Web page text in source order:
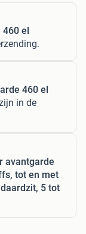
el
460 el
in de
avantgarde
tot en met
5 tot